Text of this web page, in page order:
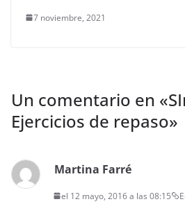
7 noviembre, 2021
Un comentario en «
Ejercicios de repaso»
Martina Farré
el 12 mayo, 2016 a las 08:15